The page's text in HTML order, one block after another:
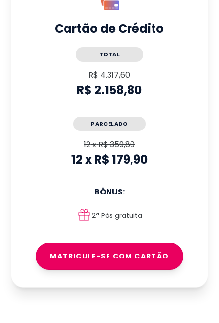
Cartão de Crédito
TOTAL
R$ 4.317,60
R$ 2.158,80
PARCELADO
12xR$ 359,80
12xR$ 179,90
BÔNUS:
2ª Pós gratuita
MATRICULE-SE COM CARTÃO